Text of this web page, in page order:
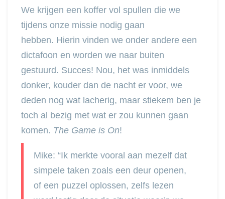
We krijgen een koffer vol spullen die we
tijdens onze missie nodig gaan
hebben. Hierin vinden we onder andere een
dictafoon en worden we naar buiten
gestuurd. Succes! Nou, het was inmiddels
donker, kouder dan de nacht er voor, we
deden nog wat lacherig, maar stiekem ben je
toch al bezig met wat er zou kunnen gaan
komen. The Game is On!
Mike: “Ik merkte vooral aan mezelf dat
simpele taken zoals een deur openen,
of een puzzel oplossen, zelfs lezen